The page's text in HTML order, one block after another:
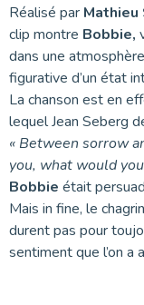
Réalisé par Mathieu
clip montre Bobbie,
dans une
figurative d’un état
La chanson est en
lequel Jean Seberg
« Between sorrow
you, what would
Bobbie était
Mais in fine, le
durent pas pour
sentiment que l’on a